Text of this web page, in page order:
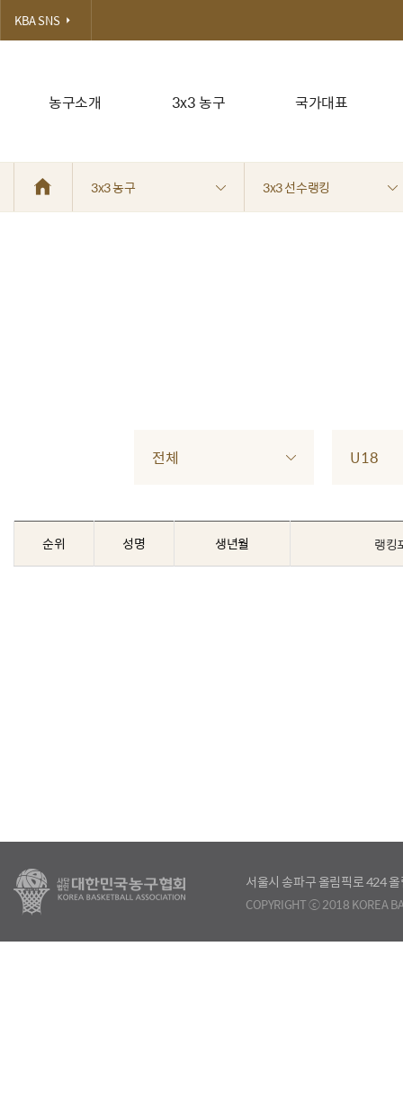
농구소개 3x3 농구 국가대표
KBA SNS
3x3 농구 3x3 선수랭킹
전체 U18
순위 성명 생년월 랭킹
서울시 송파구 올림픽로 424
COPYRIGHT ⓒ 2018 KOREA